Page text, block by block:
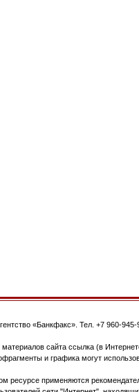
«Банкфакс» . Тел. +7 960-945-
сайта ссылка (в
и графика могут
ресурсе применяются